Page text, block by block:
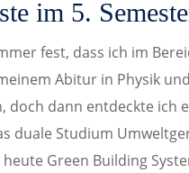
im 5.
fest, dass ich im
Abitur in Physik
dann entdeckte ich
duale Studium
Green Building